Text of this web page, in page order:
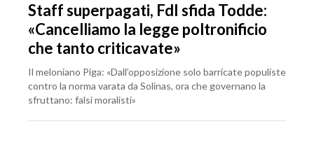
Staff superpagati, FdI sfida Todde:
«Cancelliamo la legge poltronificio
che tanto criticavate»
Il meloniano Piga: «Dall’opposizione solo barricate populiste
contro la norma varata da Solinas, ora che governano la
sfruttano: falsi moralisti»